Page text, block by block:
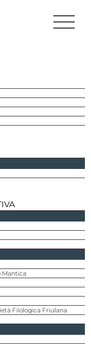
Mantica
Filologica Friulana